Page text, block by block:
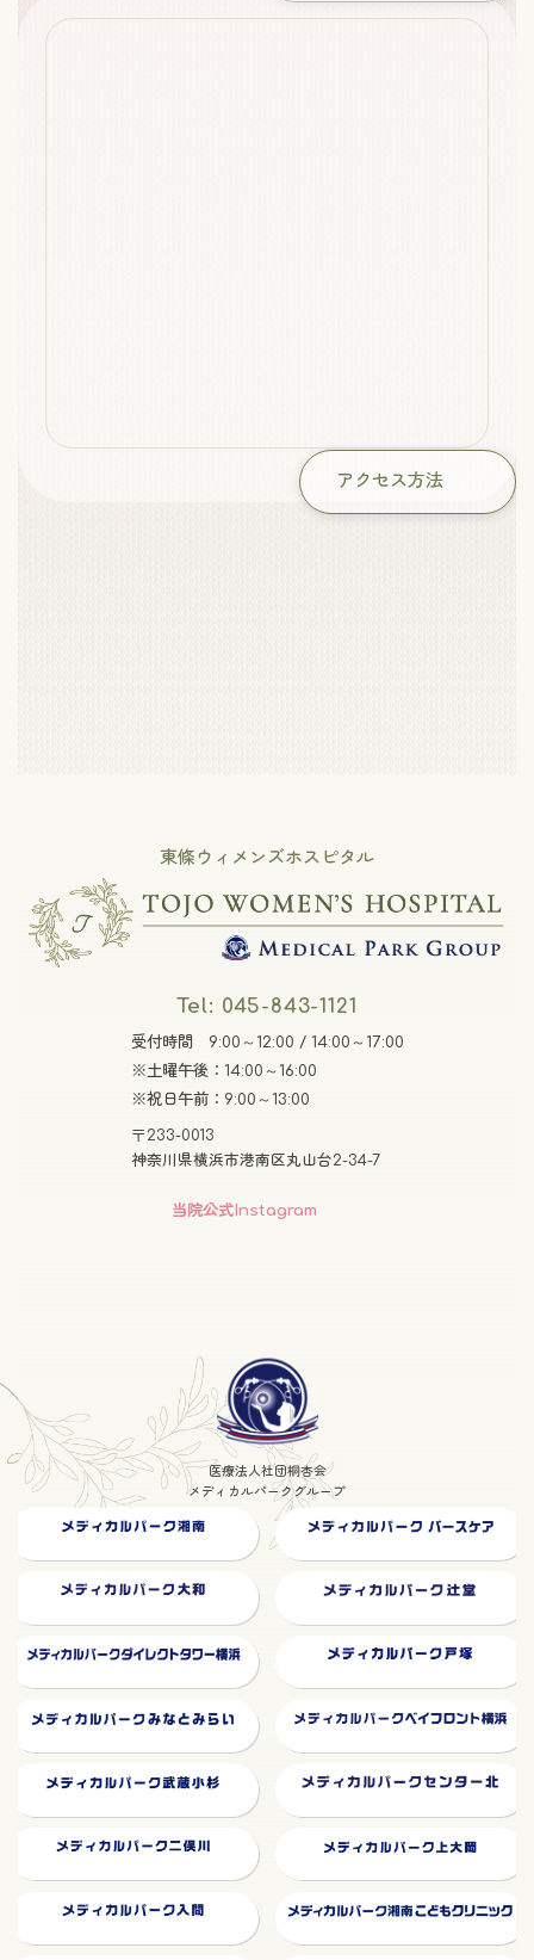
アクセス方法
東條ウィメンズホスピタル
Tel: 045-843-1121
受付時間 9:00～12:00 / 14:00～17:00
※土曜午後：14:00～16:00
※祝日午前：9:00～13:00
〒233-0013
神奈川県横浜市港南区丸山台2-34-7
当院公式Instagram
医療法人社団桐杏会
メディカルパークグループ
ー
プ
リ